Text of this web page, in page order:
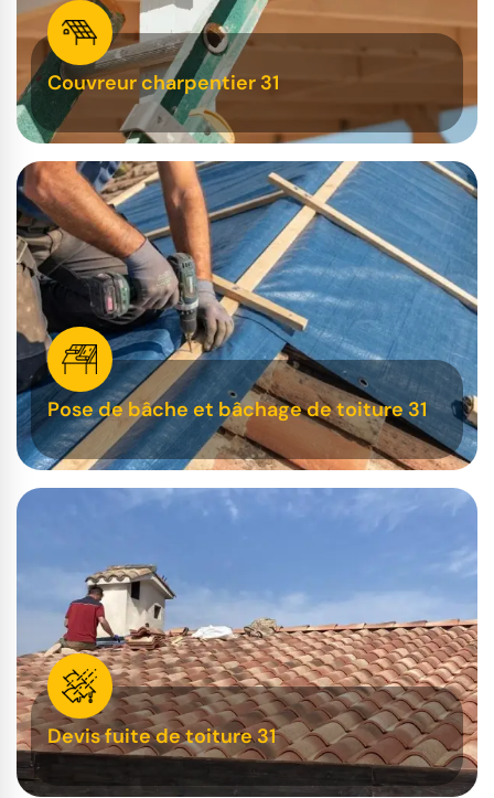
Couvreur charpentier 31
Pose de bâche et bâchage de toiture 31
Devis fuite de toiture 31